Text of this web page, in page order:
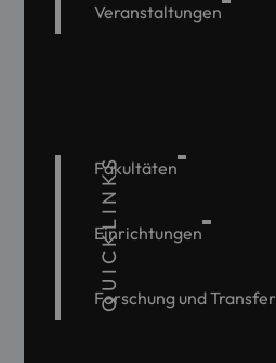
Veranstaltungen
QUICKLINKS
Fakultäten
Einrichtungen
Forschung und Transfer